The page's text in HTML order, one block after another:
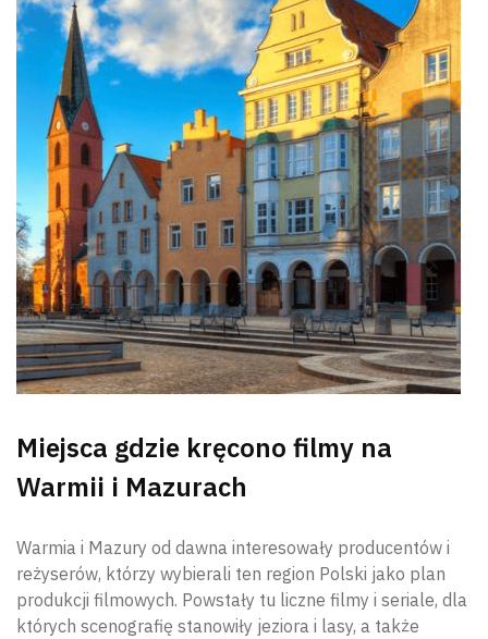
Miejsca gdzie kręcono filmy na
Warmii i Mazurach
Warmia i Mazury od dawna interesowały producentów i
reżyserów, którzy wybierali ten region Polski jako plan
produkcji filmowych. Powstały tu liczne filmy i seriale, dla
których scenografię stanowiły jeziora i lasy, a także